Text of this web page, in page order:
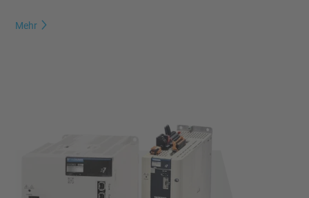
Mehr